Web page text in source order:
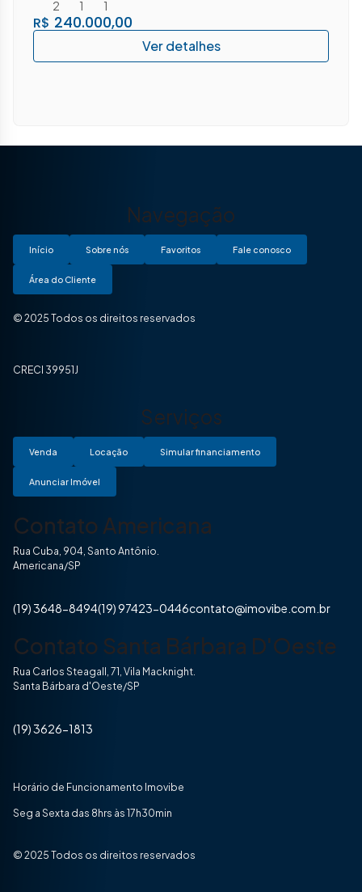
R$ 240.000,00
2
1 1
Navegação
Início Sobre nós Favoritos Fale conosco
Área do Cliente
© 2025 Todos os direitos reservados
CRECI 39951J
Serviços
Venda Locação Simular financiamento
Anunciar Imóvel
Contato Americana
Rua Cuba, 904, Santo Antônio.
Americana/SP
(19) 3648-8494(19) 97423-0446contato@imovibe.com.br
Contato Santa Bárbara D'Oeste
Rua Carlos Steagall, 71, Vila Macknight.
Santa Bárbara d'Oeste/SP
(19) 3626-1813
Horário de Funcionamento Imovibe
Seg a Sexta das 8hrs às 17h30min
© 2025 Todos os direitos reservados